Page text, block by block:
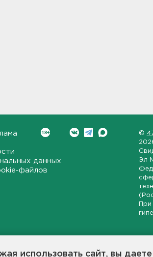
использовать сайт, вы
данных
файлов
©
Эл
области, экономической и